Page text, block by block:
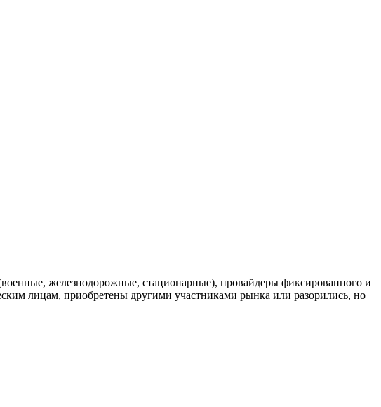
железнодорожные, стационарные), провайдеры фиксированного и
лицам, приобретены другими участниками рынка или разорились, но